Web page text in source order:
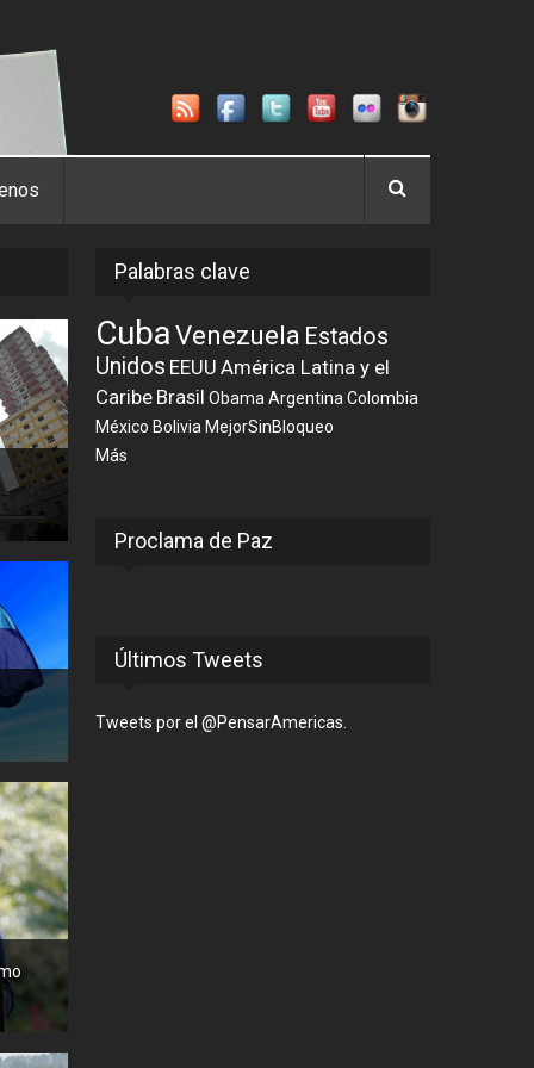
Palabras clave
CubaVenezuela Estados
Unidos EEUU América Latina y el
Caribe Brasil Obama Argentina Colombia
México Bolivia MejorSinBloqueo
Más
Proclama de Paz
Últimos Tweets
Tweets por el @PensarAmericas.